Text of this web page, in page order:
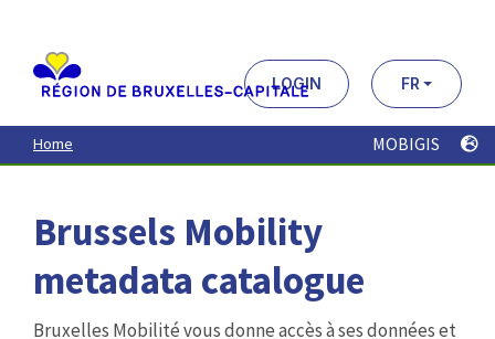
contenu
principal
LOGIN FR
Home MOBIGIS
Brussels Mobility
metadata catalogue
Bruxelles Mobilité vous donne accès à ses données et